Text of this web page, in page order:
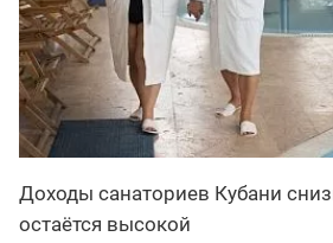
Доходы санаториев Кубани
остаётся высокой